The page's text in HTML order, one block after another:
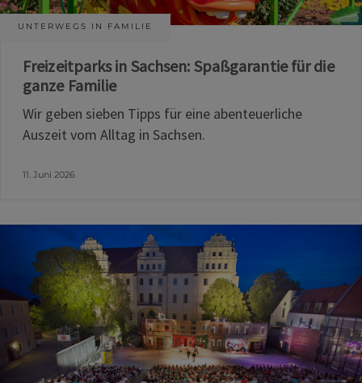
UNTERWEGS IN FAMILIE
Freizeitparks in Sachsen: Spaßgarantie für die
ganze Familie
Wir geben sieben Tipps für eine abenteuerliche
Auszeit vom Alltag in Sachsen.
11. Juni 2026